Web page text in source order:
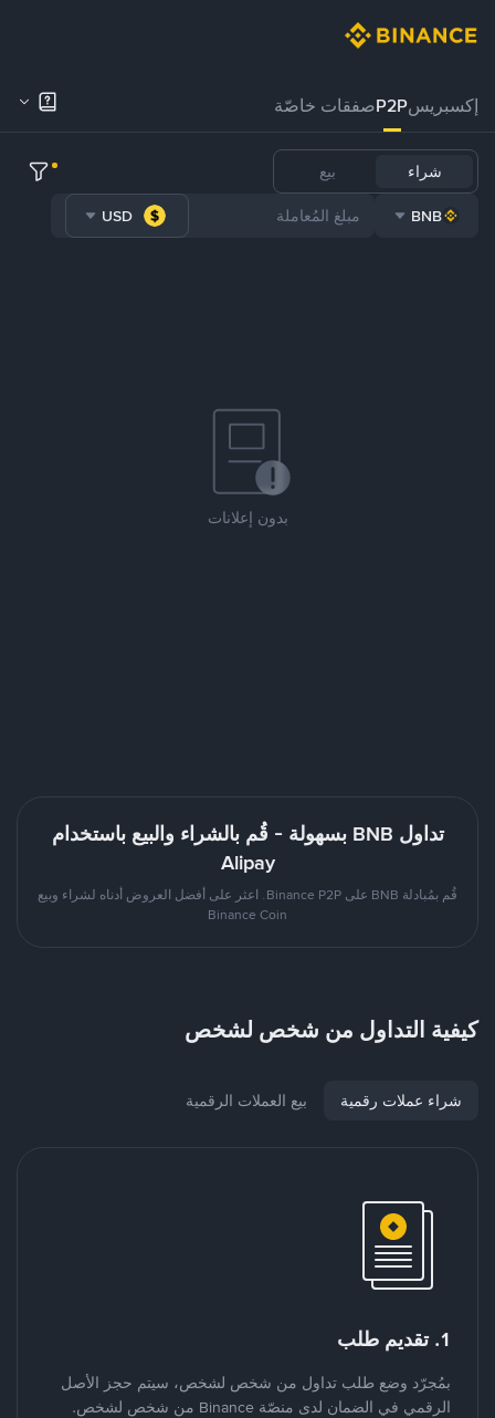
إكسبريسP2Pصفقات خاصّة
شراء بيع
BNB
USD
بدون إعلانات
تداول BNB بسهولة - قُم بالشراء والبيع باستخدام
Alipay
قُم بمُبادلة BNB على Binance P2P. اعثر على أفضل العروض أدناه لشراء وبيع
Binance Coin
كيفية التداول من شخص لشخص
شراء عملات رقمية بيع العملات الرقمية
1. تقديم طلب
بمُجرّد وضع طلب تداول من شخص لشخص، سيتم حجز الأصل
الرقمي في الضمان لدى منصّة Binance من شخص لشخص.